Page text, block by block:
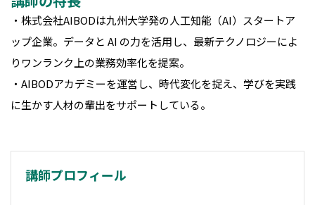
・株式会社AIBODは九州大学発の人工知能（AI）スタートア
ップ企業。データと AI の力を活用し、最新テクノロジーによ
りワンランク上の業務効率化を提案。
・AIBODアカデミーを運営し、時代変化を捉え、学びを実践
に生かす人材の輩出をサポートしている。
講師プロフィール